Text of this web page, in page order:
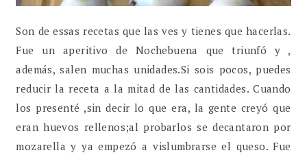
Son de essas recetas que las ves y tienes que hacerlas.
Fue un aperitivo de Nochebuena que triunfó y ,
además, salen muchas unidades.Si sois pocos, puedes
reducir la receta a la mitad de las cantidades. Cuando
los presenté ,sin decir lo que era, la gente creyó que
eran huevos rellenos;al probarlos se decantaron por
mozarella y ya empezó a vislumbrarse el queso. Fue